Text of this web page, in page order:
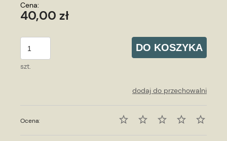
Cena:
40,00 zł
szt.
DO KOSZYKA
dodaj do przechowalni
Ocena: